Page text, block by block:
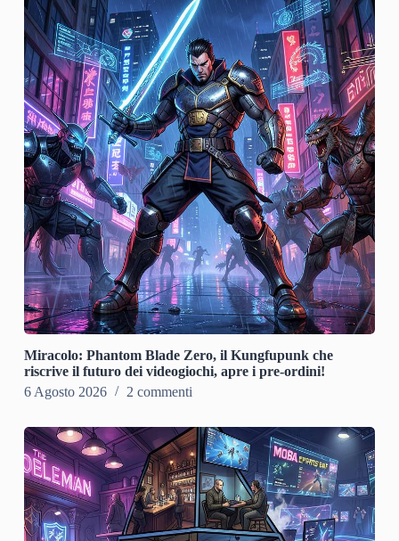
Miracolo: Phantom Blade Zero, il Kungfupunk che
riscrive il futuro dei videogiochi, apre i pre-ordini!
6 Agosto 2026
2 commenti